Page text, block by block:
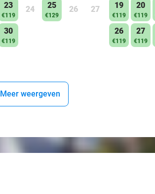
23
€119
24 25
€129
26 27
30
€119
19
€119
20
€119
26
€119
27
€119
Meer weergeven